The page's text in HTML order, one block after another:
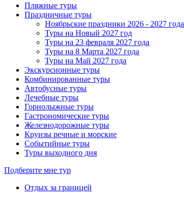
Пляжные туры
Праздничные туры
Ноябрьские праздники 2026 - 2027 года
Туры на Новый 2027 год
Туры на 23 февраля 2027 года
Туры на 8 Марта 2027 года
Туры на Май 2027 года
Экскурсионные туры
Комбинированные туры
Автобусные туры
Лечебные туры
Горнолыжные туры
Гастрономические туры
Железнодорожные туры
Круизы речные и морские
Событийные туры
Туры выходного дня
Подберите мне тур
Отдых за границей